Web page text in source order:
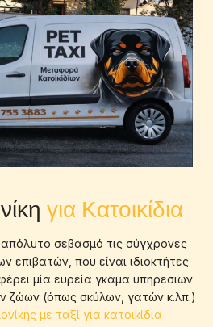
για Κατοικίδια
σεβασμό τις σύγχρονες
επιβατών, που είναι ιδιοκτήτες
μία ευρεία γκάμα υπηρεσιών
ζώων (όπως σκύλων, γατών κ.λπ.)
με ταξί για κατοικίδια